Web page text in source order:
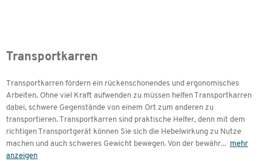
Transportkarren
Transportkarren fördern ein rückenschonendes und ergonomisches
Arbeiten. Ohne viel Kraft aufwenden zu müssen helfen Transportkarren
dabei, schwere Gegenstände von einem Ort zum anderen zu
transportieren. Transportkarren sind praktische Helfer, denn mit dem
richtigen Transportgerät können Sie sich die Hebelwirkung zu Nutze
machen und auch schweres Gewicht bewegen. Von der bewähr... mehr
anzeigen